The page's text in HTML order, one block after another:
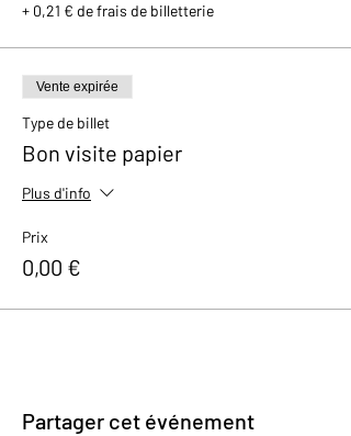
+ 0,21 € de frais de billetterie
Vente expirée
Type de billet
Bon visite papier
Plus d'info
Prix
0,00 €
Partager cet événement